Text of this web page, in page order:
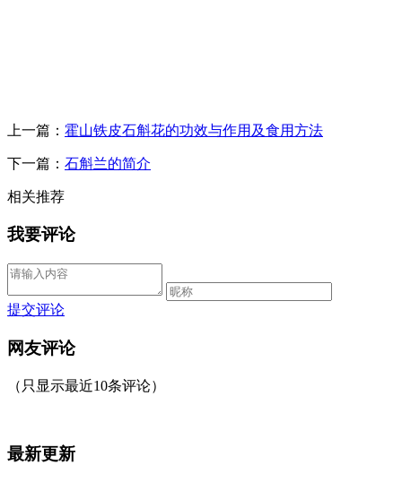
上一篇： 霍山铁皮石斛花的功效与作用及食用方法
下一篇： 石斛兰的简介
相关推荐
我要评论
提交评论
网友评论
（只显示最近10条评论）
最新更新